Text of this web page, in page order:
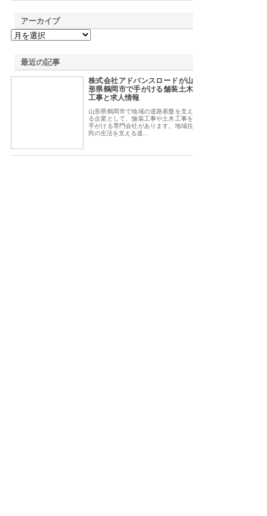
アーカイブ
最近の記事
株式会社アドバンスロードが山
形県鶴岡市で手がける舗装土木
工事と求人情報
山形県鶴岡市で地域の道路基盤を支え
る企業として、舗装工事や土木工事を
手がける専門会社があります。地域住
民の生活を支える道…